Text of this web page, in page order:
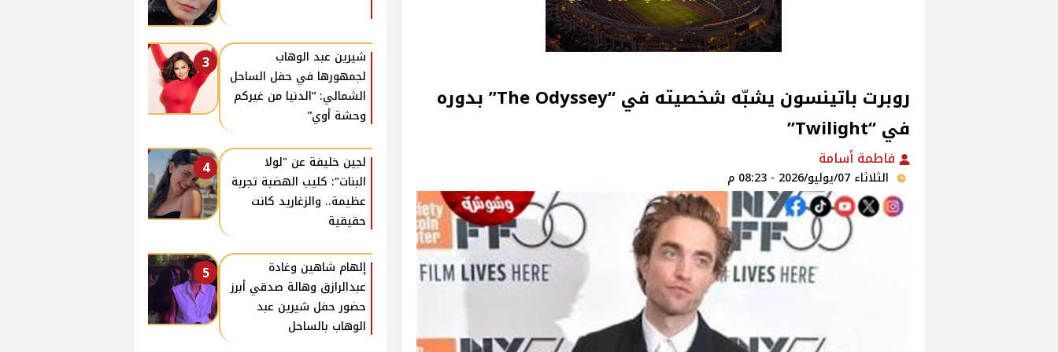
روبرت باتينسون يشبّه شخصيته في “The Odyssey” بدوره
في “Twilight”
فاطمة أسامة
الثلاثاء 07/يوليو/2026 - 08:23 م
3
شيرين عبد الوهاب
لجمهورها في حفل الساحل
الشمالي: “الدنيا من غيركم
وحشة أوي”
4
لجين خليفة عن "لولا
البنات": كليب الهضبة تجربة
عظيمة.. والزغاريد كانت
حقيقية
5
إلهام شاهين وغادة
عبدالرازق وهالة صدقي أبرز
حضور حفل شيرين عبد
الوهاب بالساحل